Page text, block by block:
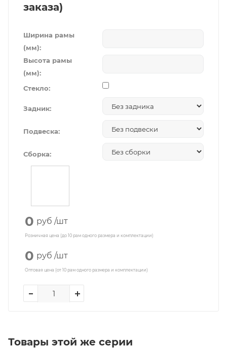
заказа)
Ширина рамы
(мм):
Высота рамы
(мм):
Стекло:
Задник:
Подвеска:
Сборка:
0 руб /шт
Розничная цена (до 10 рам одного размера и комплектации)
0 руб /шт
Оптовая цена (от 10 рам одного размера и комплектации)
Товары этой же серии